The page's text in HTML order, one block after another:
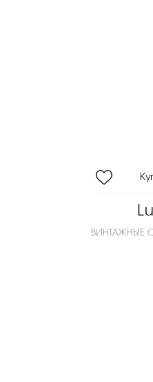
ВИНТАЖНЫЕ